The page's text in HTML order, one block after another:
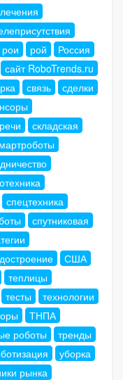
рои рой
Россия
сайт RoboTrends.ru
связь
сделки
складская
спецтехника
спутниковая
США
теплицы
тесты
технологии
ТНПА
роботы
тренды
уборка
рынка